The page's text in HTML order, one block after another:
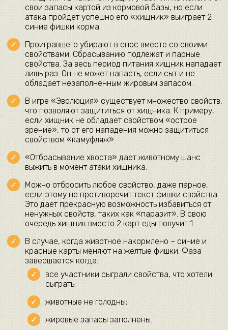
свои запасы картой из кормовой базы, но если
атака пройдет успешно его «хищник» выиграет 2
синие фишки корма.
Проигравшего убирают в снос вместе со своими
свойствами. Сбрасыванию подлежат и парные
свойства. За весь период питания хищник нападает
лишь раз. Он не может напасть, если сыт и не
обладает незаполненным жировым запасом.
В игре «Эволюция» существует множество свойств,
что позволяют защититься от хищника. К примеру,
если хищник не обладает свойством «острое
зрение», то от его нападения можно защититься
свойством «камуфляж».
«Отбрасывание хвоста» дает животному шанс
выжить в момент атаки хищника.
Можно отбросить любое свойство, даже парное,
если этому не противоречит текст фишки свойства.
Это дает прекрасную возможность избавиться от
ненужных свойств, таких как «паразит». В свою
очередь хищник вместо 2 карт еды получит 1.
В случае, когда животное накормлено – синие и
красные карты меняют на желтые фишки. Фаза
завершается когда:
все участники сыграли свойства, что хотели
сыграть;
животные не голодны;
жировые запасы заполнены.